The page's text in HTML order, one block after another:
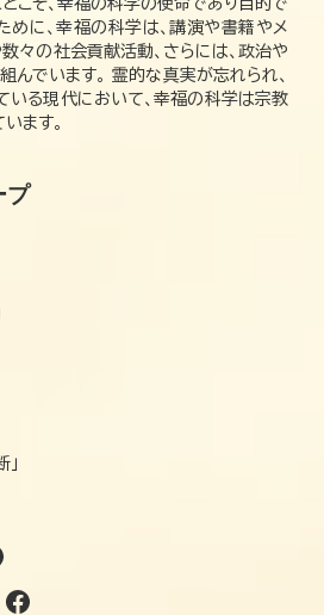
こそ、幸福の科学の使命であり目的で
めに、幸福の科学は、講演や書籍やメ
々の社会貢献活動、さらには、政治や
んでいます。 霊的な真実が忘れられ、
いる現代において、幸福の科学は宗教
ます。
プ